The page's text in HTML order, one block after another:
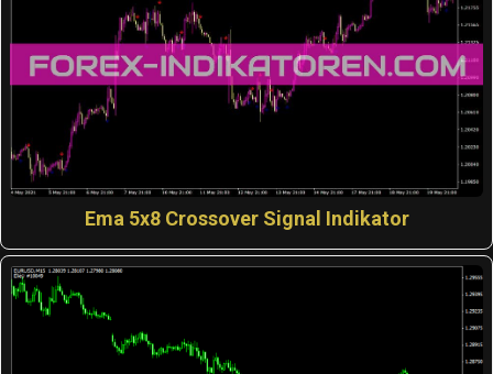
Ema 5x8 Crossover Signal Indikator